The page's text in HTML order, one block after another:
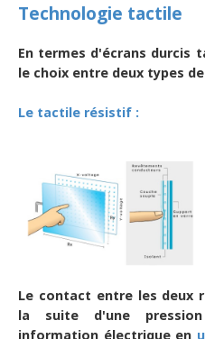
Technologie tactile
En termes d'écrans durcis
le choix entre deux types
Le tactile résistif :
Le contact entre les deux
la suite d'une
information électrique en